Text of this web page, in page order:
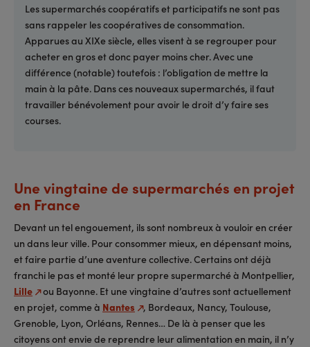
Les supermarchés coopératifs et participatifs ne sont pas
sans rappeler les coopératives de consommation.
Apparues au XIXe siècle, elles visent à se regrouper pour
acheter en gros et donc payer moins cher. Avec une
différence (notable) toutefois : l’obligation de mettre la
main à la pâte. Dans ces nouveaux supermarchés, il faut
travailler bénévolement pour avoir le droit d’y faire ses
courses.
Une vingtaine de supermarchés en projet
en France
Devant un tel engouement, ils sont nombreux à vouloir en créer
un dans leur ville. Pour consommer mieux, en dépensant moins,
et faire partie d’une aventure collective. Certains ont déjà
franchi le pas et monté leur propre supermarché à Montpellier,
Lille ou Bayonne. Et une vingtaine d’autres sont actuellement
en projet, comme à Nantes
, Bordeaux, Nancy, Toulouse,
Grenoble, Lyon, Orléans, Rennes… De là à penser que les
citoyens ont envie de reprendre leur alimentation en main, il n’y